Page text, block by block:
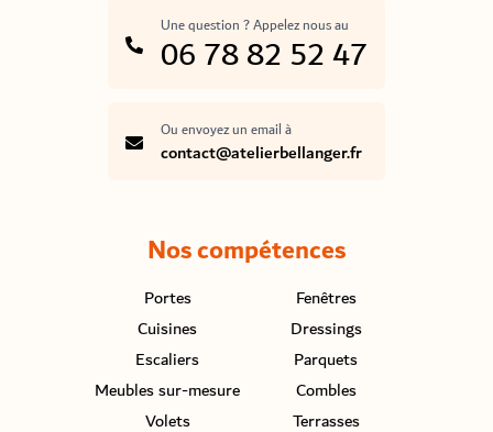
Une question ? Appelez nous au
06 78 82 52 47
Ou envoyez un email à
contact@atelierbellanger.fr
Nos compétences
Portes
Fenêtres
Cuisines
Dressings
Escaliers
Parquets
Meubles sur-mesure
Combles
Volets
Terrasses